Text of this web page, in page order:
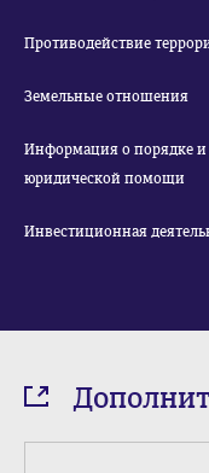
Противодействие
Земельные отношения
Информация о порядке и
юридической помощи
Инвестиционная